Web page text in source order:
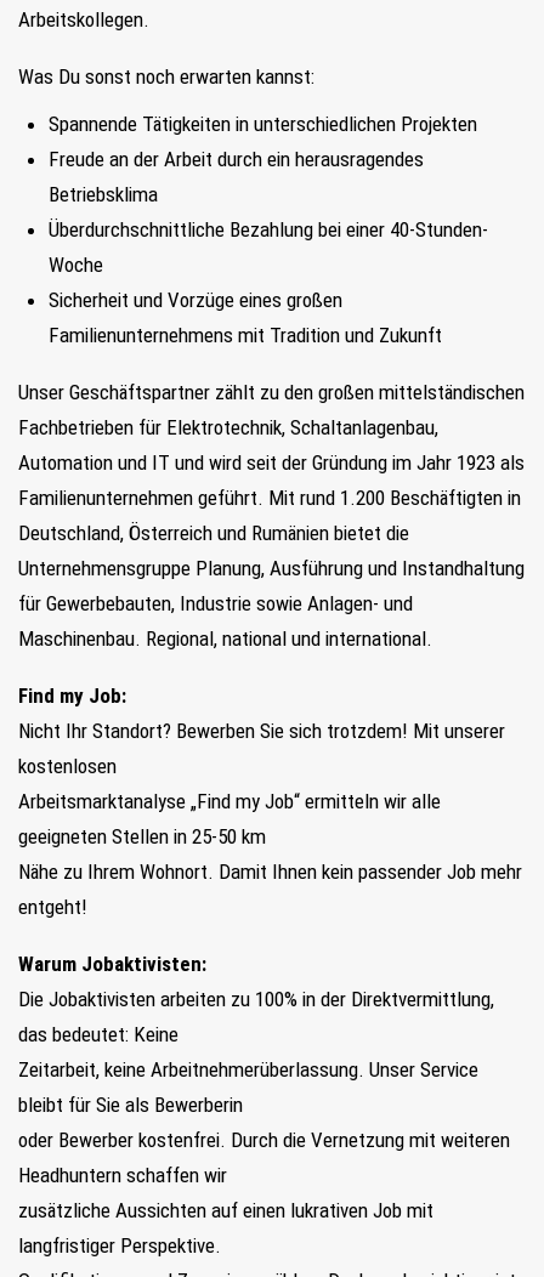
Arbeitskollegen.
Was Du sonst noch erwarten kannst:
Spannende Tätigkeiten in unterschiedlichen Projekten
Freude an der Arbeit durch ein herausragendes
Betriebsklima
Überdurchschnittliche Bezahlung bei einer 40-Stunden-
Woche
Sicherheit und Vorzüge eines großen
Familienunternehmens mit Tradition und Zukunft
Unser Geschäftspartner zählt zu den großen mittel­ständischen
Fachbetrieben für Elektrotechnik, Schaltanlagenbau,
Automation und IT und wird seit der Gründung im Jahr 1923 als
Familienunternehmen geführt. Mit rund 1.200 Beschäftigten in
Deutschland, Österreich und Rumänien bietet die
Unternehmensgruppe Planung, Ausführung und Instandhaltung
für Gewerbebauten, Industrie sowie Anlagen- und
Maschinenbau. Regional, national und international.
Find my Job:
Nicht Ihr Standort? Bewerben Sie sich trotzdem! Mit unserer
kostenlosen
Arbeitsmarktanalyse „Find my Job“ ermitteln wir alle
geeigneten Stellen in 25-50 km
Nähe zu Ihrem Wohnort. Damit Ihnen kein passender Job mehr
entgeht!
Warum Jobaktivisten:
Die Jobaktivisten arbeiten zu 100% in der Direktvermittlung,
das bedeutet: Keine
Zeitarbeit, keine Arbeitnehmerüberlassung. Unser Service
bleibt für Sie als Bewerberin
oder Bewerber kostenfrei. Durch die Vernetzung mit weiteren
Headhuntern schaffen wir
zusätzliche Aussichten auf einen lukrativen Job mit
langfristiger Perspektive.